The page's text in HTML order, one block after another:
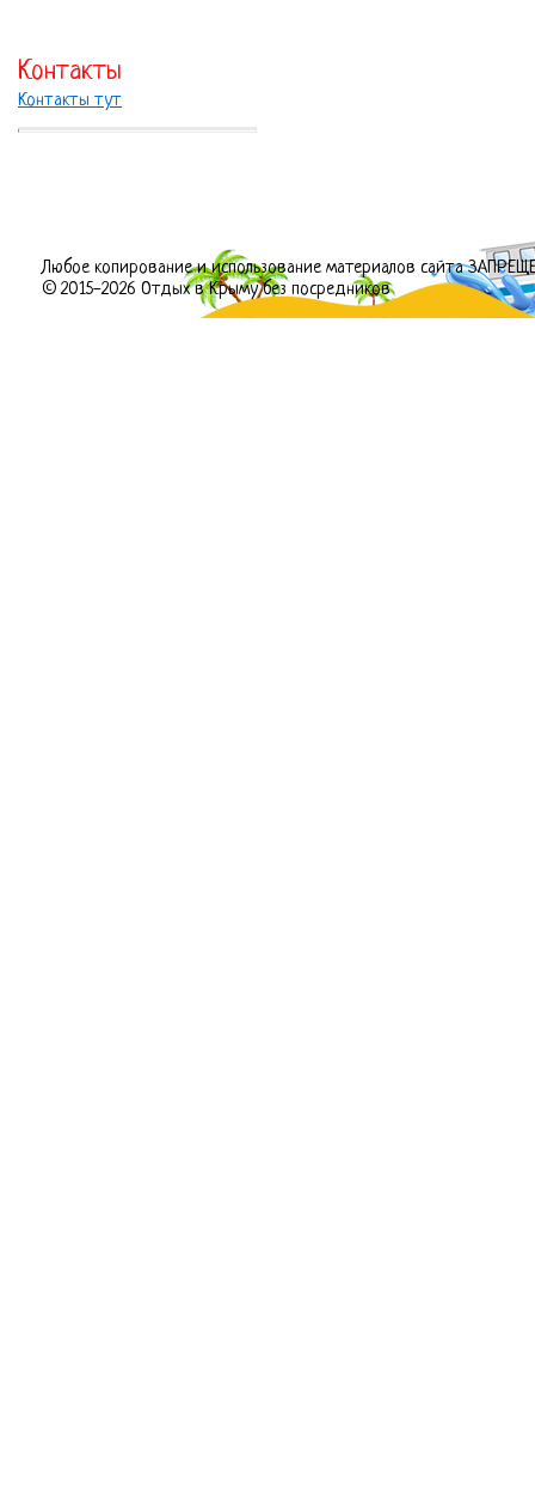
Контакты
Контакты тут
Любое копирование и использование материалов сайта
© 2015-2026 Отдых в Крыму без посредников